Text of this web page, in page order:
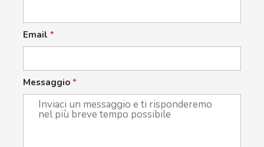
Email *
Messaggio *